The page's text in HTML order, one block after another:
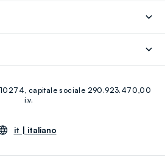
Linkedin
capitale sociale 290.923.470,00
i.v.
it | italiano